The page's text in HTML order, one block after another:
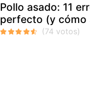
Pollo asado: 11
perfecto (y cómo